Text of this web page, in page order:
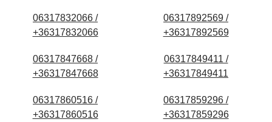
06317832066 /
+36317832066
06317892569 /
+36317892569
06317847668 /
+36317847668
06317849411 /
+36317849411
06317860516 /
+36317860516
06317859296 /
+36317859296